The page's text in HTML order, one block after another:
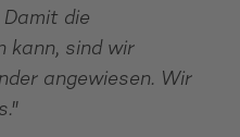
die
kann, sind wir
angewiesen. Wir